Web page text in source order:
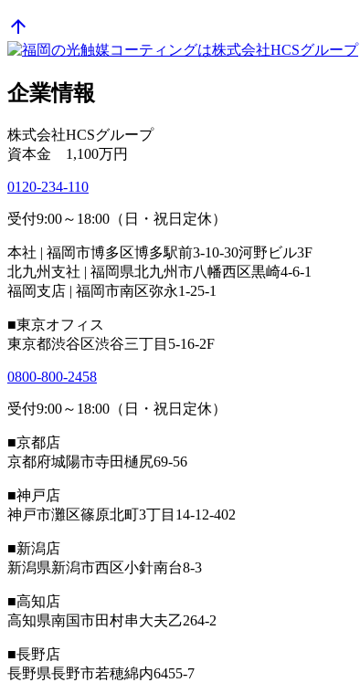
arrow_upward
企業情報
株式会社HCSグループ
資本金 1,100万円
0120-234-110
受付9:00～18:00（日・祝日定休）
本社 | 福岡市博多区博多駅前3-10-30河野ビル3F
北九州支社 | 福岡県北九州市八幡西区黒崎4-6-1
福岡支店 | 福岡市南区弥永1-25-1
■東京オフィス
東京都渋谷区渋谷三丁目5-16-2F
0800-800-2458
受付9:00～18:00（日・祝日定休）
■京都店
京都府城陽市寺田樋尻69-56
■神戸店
神戸市灘区篠原北町3丁目14-12-402
■新潟店
新潟県新潟市西区小針南台8-3
■高知店
高知県南国市田村串大夫乙264-2
■長野店
長野県長野市若穂綿内6455-7